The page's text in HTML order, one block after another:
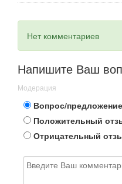
Нет комментариев
Напишите Ваш
Модерация
Вопрос/предложение
Положительный
Отрицательный